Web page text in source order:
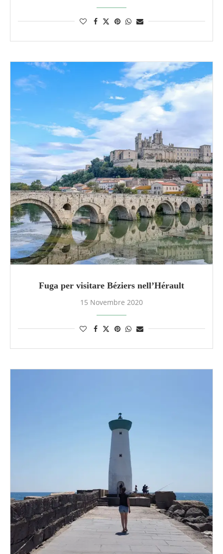
Fuga per visitare Béziers nell’Hérault
15 Novembre 2020